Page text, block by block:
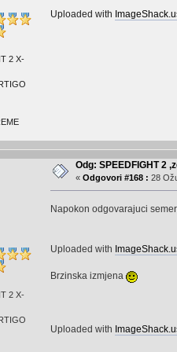
2 X-
Uploaded with
2 X-
Odg: SPEEDFIGHT 2
«Odgovori #168 : 28
Napokon odgovarajuci
Uploaded with
Brzinska izmjena
Uploaded with